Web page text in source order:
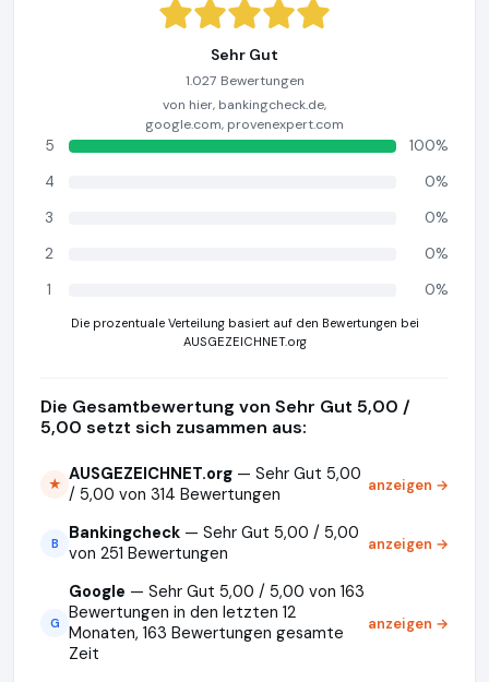
Sehr Gut
1.027 Bewertungen
von hier, bankingcheck.de,
google.com, provenexpert.com
5
100%
4
0%
3
0%
2
0%
1
0%
Die prozentuale Verteilung basiert auf den Bewertungen bei
AUSGEZEICHNET.org
Die Gesamtbewertung von Sehr Gut 5,00 /
5,00 setzt sich zusammen aus:
★ AUSGEZEICHNET.org — Sehr Gut 5,00
/ 5,00 von 314 Bewertungen
anzeigen →
B Bankingcheck — Sehr Gut 5,00 / 5,00
von 251 Bewertungen
anzeigen →
G
Google — Sehr Gut 5,00 / 5,00 von 163
Bewertungen in den letzten 12
Monaten, 163 Bewertungen gesamte
Zeit
anzeigen →